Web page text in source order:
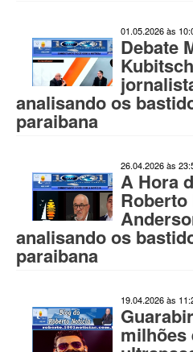
01.05.2026 às
Debate
analisando os
paraibana
26.04.2026 às
A Hora
analisando os
paraibana
19.04.2026 às
milhões